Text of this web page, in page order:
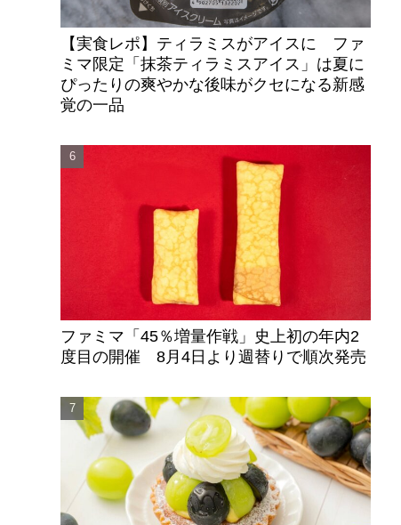
【実食レポ】ティラミスがアイスに ファ
ミマ限定「抹茶ティラミスアイス」は夏に
ぴったりの爽やかな後味がクセになる新感
覚の一品
ファミマ「45％増量作戦」史上初の年内2
度目の開催 8月4日より週替りで順次発売